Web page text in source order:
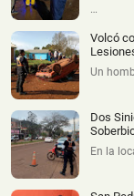
…
Volcó
Un
Dos
En la